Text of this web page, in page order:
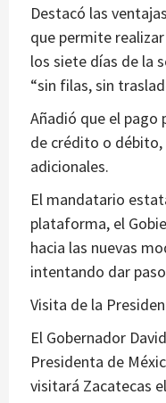
Destacó las
que permite
los siete días de la
“sin filas, sin
Añadió que el
de crédito o débito,
adicionales.
El mandatario
plataforma, el
hacia las nuevas
intentando dar
Visita de la
El Gobernador
Presidenta de
visitará Zacatecas